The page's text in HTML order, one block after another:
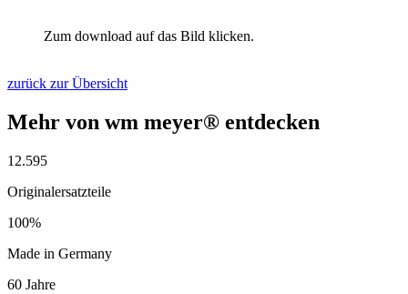
Zum download auf das Bild klicken.
zurück zur Übersicht
Mehr von wm meyer® entdecken
12.595
Originalersatzteile
100%
Made in Germany
60 Jahre